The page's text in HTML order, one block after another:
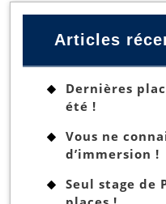
Articles
Dernières
été !
Vous ne
d’immersion !
Seul stage de